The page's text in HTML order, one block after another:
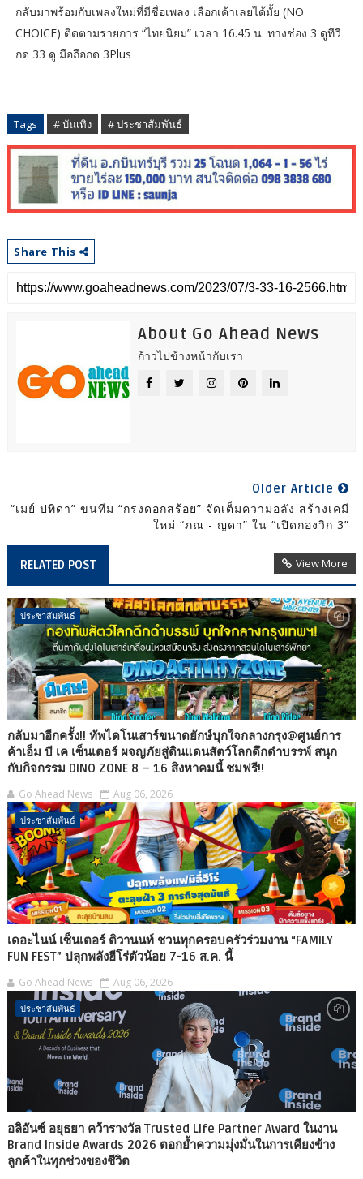
กลับมาพร้อมกับเพลงใหม่ที่มีชื่อเพลง เลือกเค้าเลยได้มั้ย (NO
CHOICE) ติดตามรายการ “ไทยนิยม” เวลา 16.45 น. ทางช่อง 3 ดูทีวี
กด 33 ดู มือถือกด 3Plus
Tags # บันเทิง # ประชาสัมพันธ์
Share This
About Go Ahead News
ก้าวไปข้างหน้ากับเรา
Older Article
“เมย์ ปทิดา” ขนทีม “กรงดอกสร้อย” จัดเต็มความอลัง สร้างเคมี
ใหม่ “ภณ - ญดา” ใน “เปิดกองวิก 3”
RELATED POST View More
ประชาสัมพันธ์
กลับมาอีกครั้ง!! ทัพไดโนเสาร์ขนาดยักษ์บุกใจกลางกรุง@ศูนย์การ
ค้าเอ็ม บี เค เซ็นเตอร์ ผจญภัยสู่ดินแดนสัตว์โลกดึกดำบรรพ์ สนุก
กับกิจกรรม DINO ZONE 8 – 16 สิงหาคมนี้ ชมฟรี!!
Go Ahead News Aug 06, 2026
ประชาสัมพันธ์
เดอะไนน์ เซ็นเตอร์ ติวานนท์ ชวนทุกครอบครัวร่วมงาน “FAMILY
FUN FEST” ปลุกพลังฮีโร่ตัวน้อย 7-16 ส.ค. นี้
Go Ahead News Aug 06, 2026
ประชาสัมพันธ์
อลิอันซ์ อยุธยา คว้ารางวัล Trusted Life Partner Award ในงาน
Brand Inside Awards 2026 ตอกย้ำความมุ่งมั่นในการเคียงข้าง
ลูกค้าในทุกช่วงของชีวิต